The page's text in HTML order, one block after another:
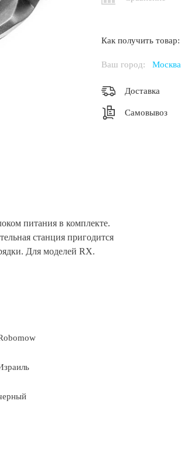
Как получить товар:
Ваш город: Москва
Доставка
Самовывоз
питания в комплекте.
станция пригодится
Для моделей RX.